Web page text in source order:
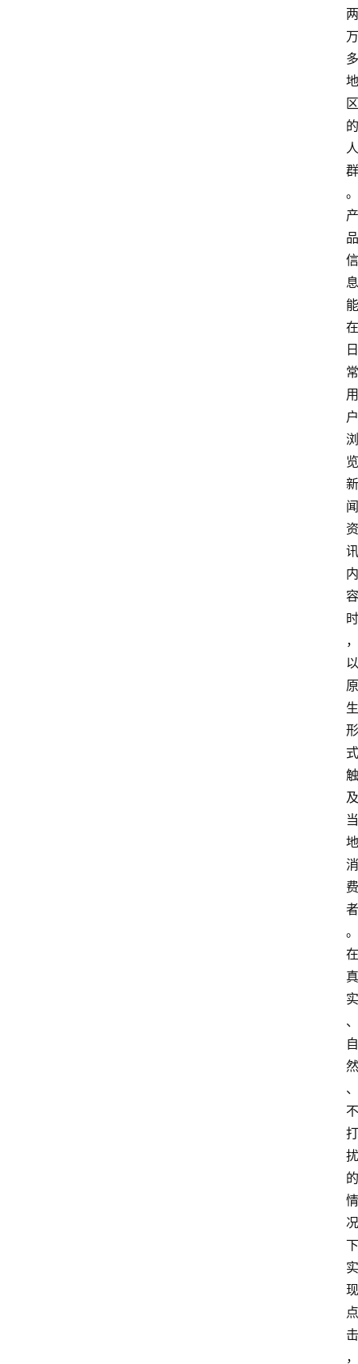
两
万
多
地
区
的
人
群
。
产
品
信
息
能
在
日
常
用
户
浏
览
新
闻
资
讯
内
容
时
，
以
原
生
形
式
触
及
当
地
消
费
者
。
在
真
实
、
自
然
、
不
打
扰
的
情
况
下
实
现
点
击
，